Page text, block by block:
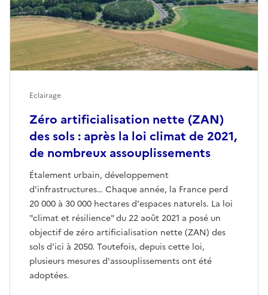
Zéro artificialisation nette (ZAN)
des sols : après la loi climat de 2021,
de nombreux assouplissements
Étalement urbain, développement
d'infrastructures… Chaque année, la France perd
20 000 à 30 000 hectares d'espaces naturels. La loi
"climat et résilience" du 22 août 2021 a posé un
objectif de zéro artificialisation nette (ZAN) des
sols d'ici à 2050. Toutefois, depuis cette loi,
plusieurs mesures d'assouplissements ont été
adoptées.
Eclairage